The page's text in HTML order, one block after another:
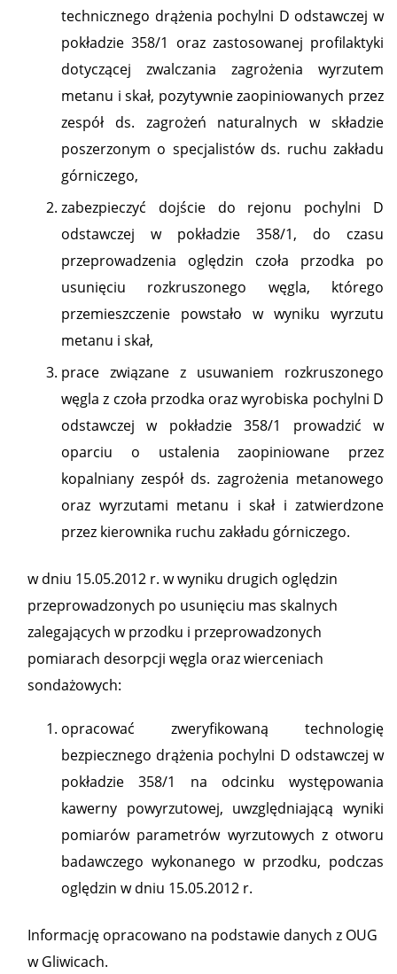
technicznego drążenia pochylni D odstawczej w
pokładzie 358/1 oraz zastosowanej profilaktyki
dotyczącej zwalczania zagrożenia wyrzutem
metanu i skał, pozytywnie zaopiniowanych przez
zespół ds. zagrożeń naturalnych w składzie
poszerzonym o specjalistów ds. ruchu zakładu
górniczego,
zabezpieczyć dojście do rejonu pochylni D
odstawczej w pokładzie 358/1, do czasu
przeprowadzenia oględzin czoła przodka po
usunięciu rozkruszonego węgla, którego
przemieszczenie powstało w wyniku wyrzutu
metanu i skał,
prace związane z usuwaniem rozkruszonego
węgla z czoła przodka oraz wyrobiska pochylni D
odstawczej w pokładzie 358/1 prowadzić w
oparciu o ustalenia zaopiniowane przez
kopalniany zespół ds. zagrożenia metanowego
oraz wyrzutami metanu i skał i zatwierdzone
przez kierownika ruchu zakładu górniczego.
w dniu 15.05.2012 r. w wyniku drugich oględzin
przeprowadzonych po usunięciu mas skalnych
zalegających w przodku i przeprowadzonych
pomiarach desorpcji węgla oraz wierceniach
sondażowych:
opracować zweryfikowaną technologię
bezpiecznego drążenia pochylni D odstawczej w
pokładzie 358/1 na odcinku występowania
kawerny powyrzutowej, uwzględniającą wyniki
pomiarów parametrów wyrzutowych z otworu
badawczego wykonanego w przodku, podczas
oględzin w dniu 15.05.2012 r.
Informację opracowano na podstawie danych z OUG
w Gliwicach.